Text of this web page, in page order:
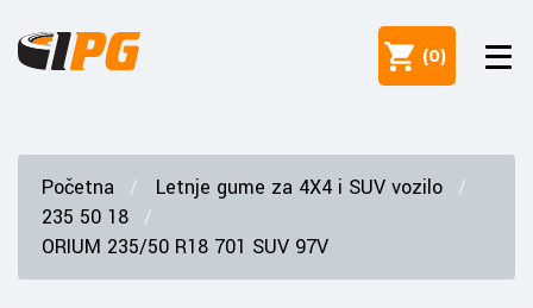
(0)
Početna
Letnje gume za 4X4 i SUV vozilo
235 50 18
ORIUM 235/50 R18 701 SUV 97V